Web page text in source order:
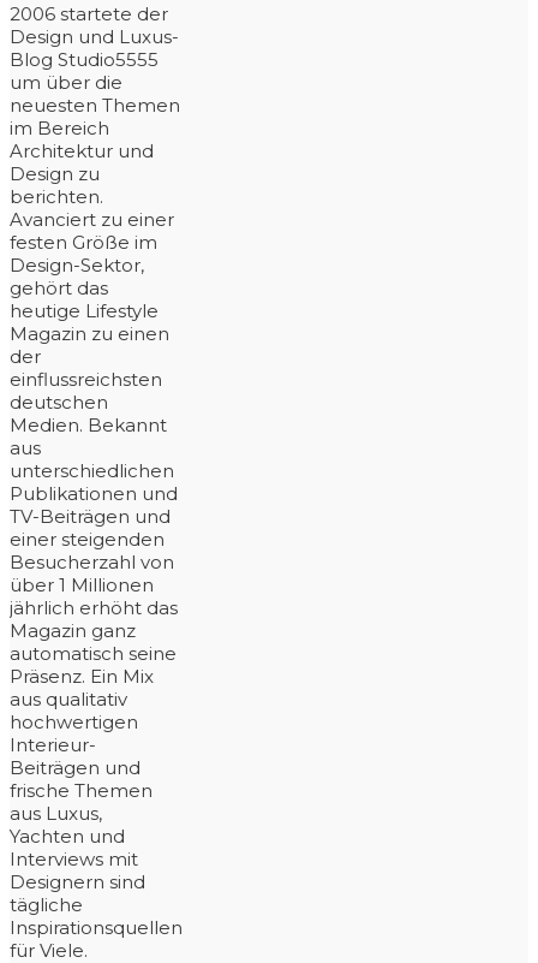
2006 startete der
Design und Luxus-
Blog Studio5555
um über die
neuesten Themen
im Bereich
Architektur und
Design zu
berichten.
Avanciert zu einer
festen Größe im
Design-Sektor,
gehört das
heutige Lifestyle
Magazin zu einen
der
einflussreichsten
deutschen
Medien. Bekannt
aus
unterschiedlichen
Publikationen und
TV-Beiträgen und
einer steigenden
Besucherzahl von
über 1 Millionen
jährlich erhöht das
Magazin ganz
automatisch seine
Präsenz. Ein Mix
aus qualitativ
hochwertigen
Interieur-
Beiträgen und
frische Themen
aus Luxus,
Yachten und
Interviews mit
Designern sind
tägliche
Inspirationsquellen
für Viele.